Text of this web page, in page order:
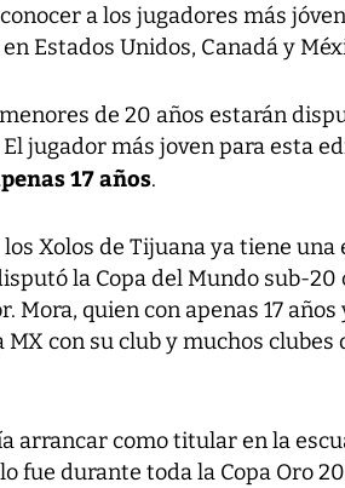
a los jugadores más
Estados Unidos, Canadá y
de 20 años estarán
jugador más joven para esta
17 años.
Xolos de Tijuana ya tiene una
la Copa del Mundo sub-20
Mora, quien con apenas 17
con su club y muchos clubes
arrancar como titular en la
lo fue durante toda la Copa Oro